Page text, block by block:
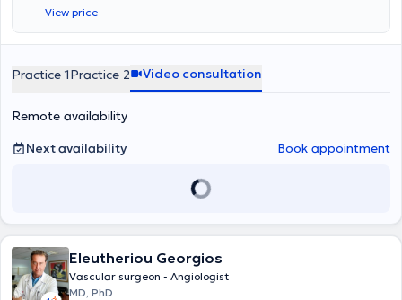
View price
Practice 1Practice 2 Video consultation
Remote availability
Next availability
Book appointment
Eleutheriou Georgios
Vascular surgeon - Angiologist
MD, PhD